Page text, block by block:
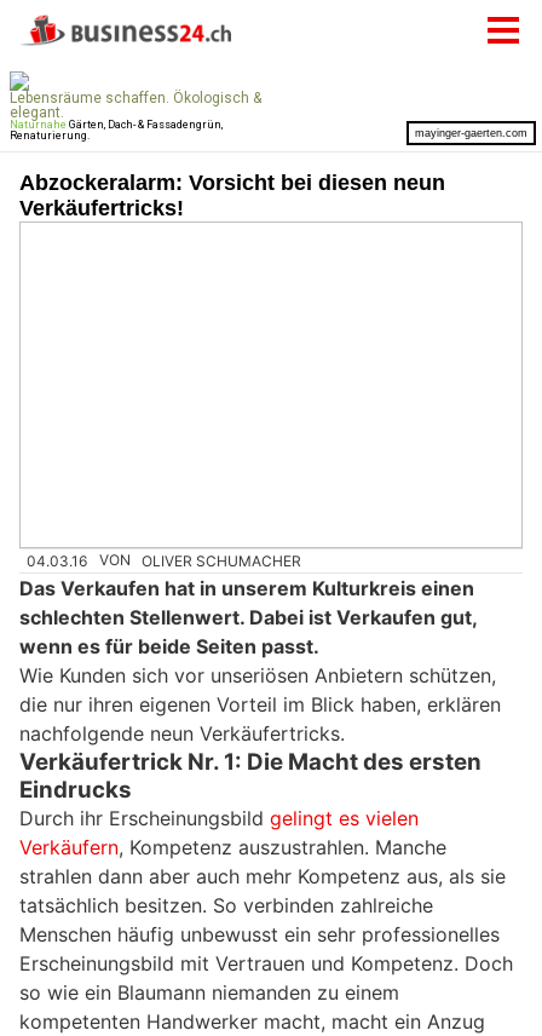
Abzockeralarm: Vorsicht bei diesen neun
Verkäufertricks!
04.03.16 VON OLIVER SCHUMACHER
Das Verkaufen hat in unserem Kulturkreis einen
schlechten Stellenwert. Dabei ist Verkaufen gut,
wenn es für beide Seiten passt.
Wie Kunden sich vor unseriösen Anbietern schützen,
die nur ihren eigenen Vorteil im Blick haben, erklären
nachfolgende neun Verkäufertricks.
Verkäufertrick Nr. 1: Die Macht des ersten
Eindrucks
Durch ihr Erscheinungsbild gelingt es vielen
Verkäufern, Kompetenz auszustrahlen. Manche
strahlen dann aber auch mehr Kompetenz aus, als sie
tatsächlich besitzen. So verbinden zahlreiche
Menschen häufig unbewusst ein sehr professionelles
Erscheinungsbild mit Vertrauen und Kompetenz. Doch
so wie ein Blaumann niemanden zu einem
kompetenten Handwerker macht, macht ein Anzug